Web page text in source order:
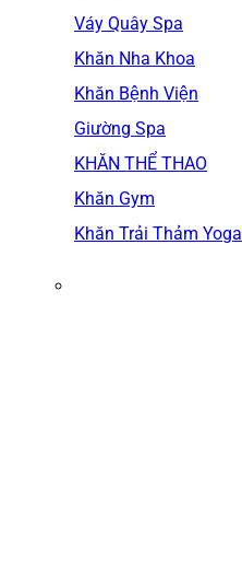
Váy Quây Spa
Khăn Nha Khoa
Khăn Bệnh Viện
Giường Spa
KHĂN THỂ THAO
Khăn Gym
Khăn Trải Thảm Yoga